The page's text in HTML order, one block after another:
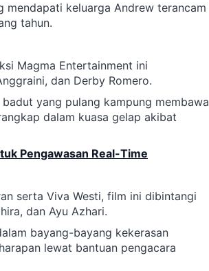
mendapati keluarga Andrew terancam
tahun.
Magma Entertainment ini
dan Derby Romero.
yang pulang kampung membawa
dalam kuasa gelap akibat
Pengawasan Real-Time
serta Viva Westi, film ini dibintangi
dan Ayu Azhari.
bayang-bayang kekerasan
lewat bantuan pengacara